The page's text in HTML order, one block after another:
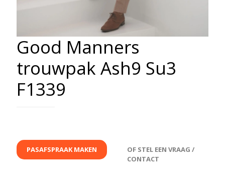
Good Manners
trouwpak Ash9 Su3
F1339
PASAFSPRAAK MAKEN
OF STEL EEN VRAAG /
CONTACT